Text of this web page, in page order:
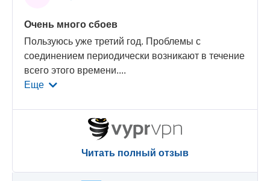
Очень много сбоев
Пользуюсь уже третий год. Проблемы с
соединением периодически возникают в течение
всего этого времени....
Еще
Читать полный отзыв